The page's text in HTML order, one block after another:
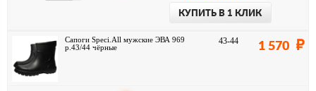
КУПИТЬ В 1 КЛИК
Сапоги Speci.All мужские ЭВА 969
р.43/44 чёрные
43-44 1 570